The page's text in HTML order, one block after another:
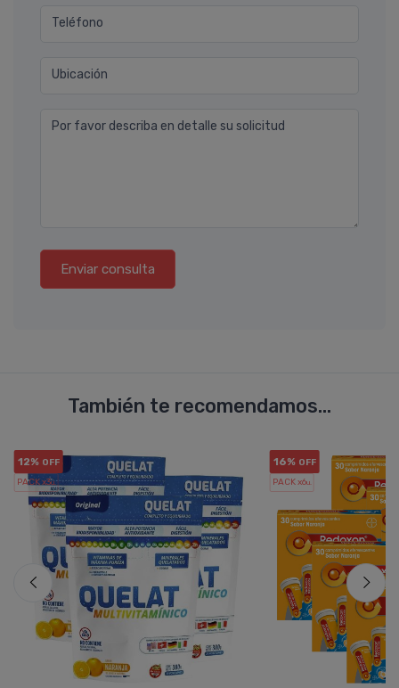
Teléfono
Ubicación
Por favor describa en detalle su solicitud
Enviar consulta
También te recomendamos...
12% OFF
PACK x3u.
16% OFF
PACK x6u.